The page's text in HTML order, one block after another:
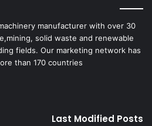
manufacturer with over 30
solid waste and renewable
fields. Our marketing network has
than 170 countries.
Last Modified Posts